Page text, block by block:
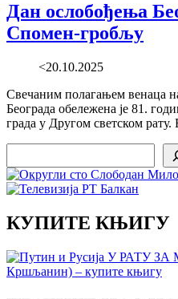
Дан ослобођења
Спомен-гробљу
<20.10.2025
Свечаним полагањем венаца
Београда обележена је 81.
града у Другом светском
КУПИТЕ КЊИГУ